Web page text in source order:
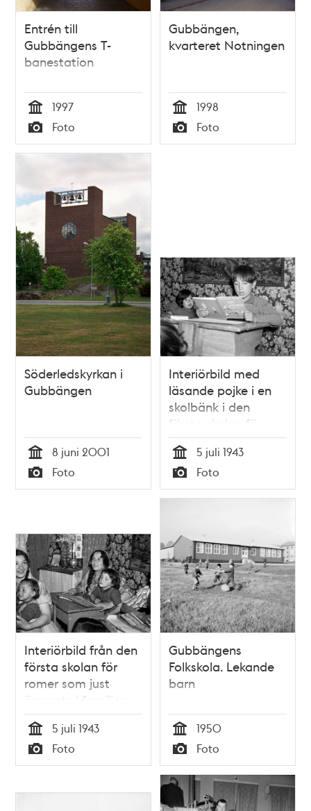
Entrén till
Gubbängens T-
banestation
Tid
1997
Typ
Foto
Gubbängen,
kvarteret Notningen
Tid
1998
Typ
Foto
Söderledskyrkan i
Gubbängen
Tid
8 juni 2001
Typ
Foto
Interiörbild med
läsande pojke i en
skolbänk i den
första skolan för
romer som just
öppnats i familjen
Taikons tält vid
romernas läger vid
Tid
5 juli 1943
Typ
Foto
Interiörbild från den
första skolan för
romer som just
öppnats i familjen
Taikons tält vid
romernas läger vid
Lilla Sköndal i
Gubbängen. Till
Tid
5 juli 1943
Typ
Foto
Gubbängens
Folkskola. Lekande
barn
Tid
1950
Typ
Foto